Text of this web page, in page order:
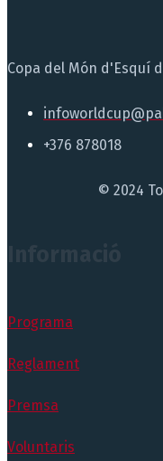
Copa del Món d'Esquí
+376 878018
© 2024
Programa
Reglament
Premsa
Voluntaris